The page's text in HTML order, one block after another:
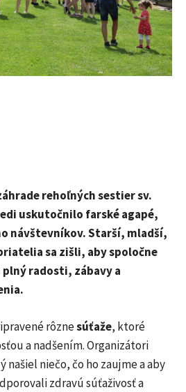
rehoľných sestier sv.
uskutočnilo farské agapé,
návštevníkov. Starší, mladší,
sa zišli, aby spoločne
radosti, zábavy a
rôznesúťaže, ktoré
a nadšením. Organizátori
našiel niečo, čo ho zaujme a aby
zdravú súťaživosť a